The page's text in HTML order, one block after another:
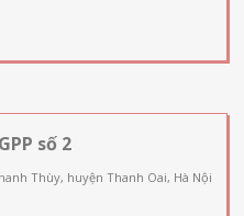
số 2
Thùy, huyện Thanh Oai, Hà Nội